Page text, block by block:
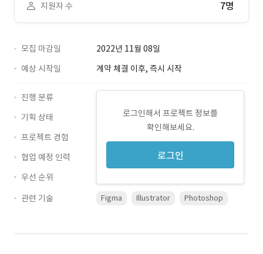
지원자 수 7명
모집 마감일
2022년 11월 08일
예상 시작일
계약 체결 이후, 즉시 시작
로그인해서 프로젝트 정보를
확인해보세요.
로그인
진행 분류
기획 상태
프로젝트 경험
협업 예정 인력
우선 순위
관련 기술
Figma Illustrator Photoshop